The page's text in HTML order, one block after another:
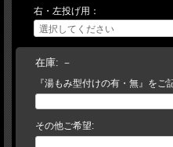
ー・刻印・ラベル等）変更になる場合
右・左投げ用：
在庫: －
『湯もみ型付けの有・無』をご
その他ご希望: